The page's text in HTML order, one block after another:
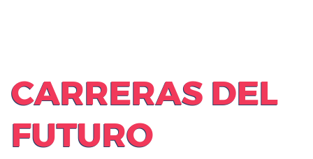
CARRERAS DEL
FUTURO